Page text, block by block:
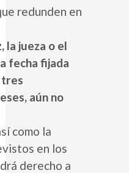
redunden en
la jueza o el
fecha fijada
tres
aún no
como la
en los
derecho a